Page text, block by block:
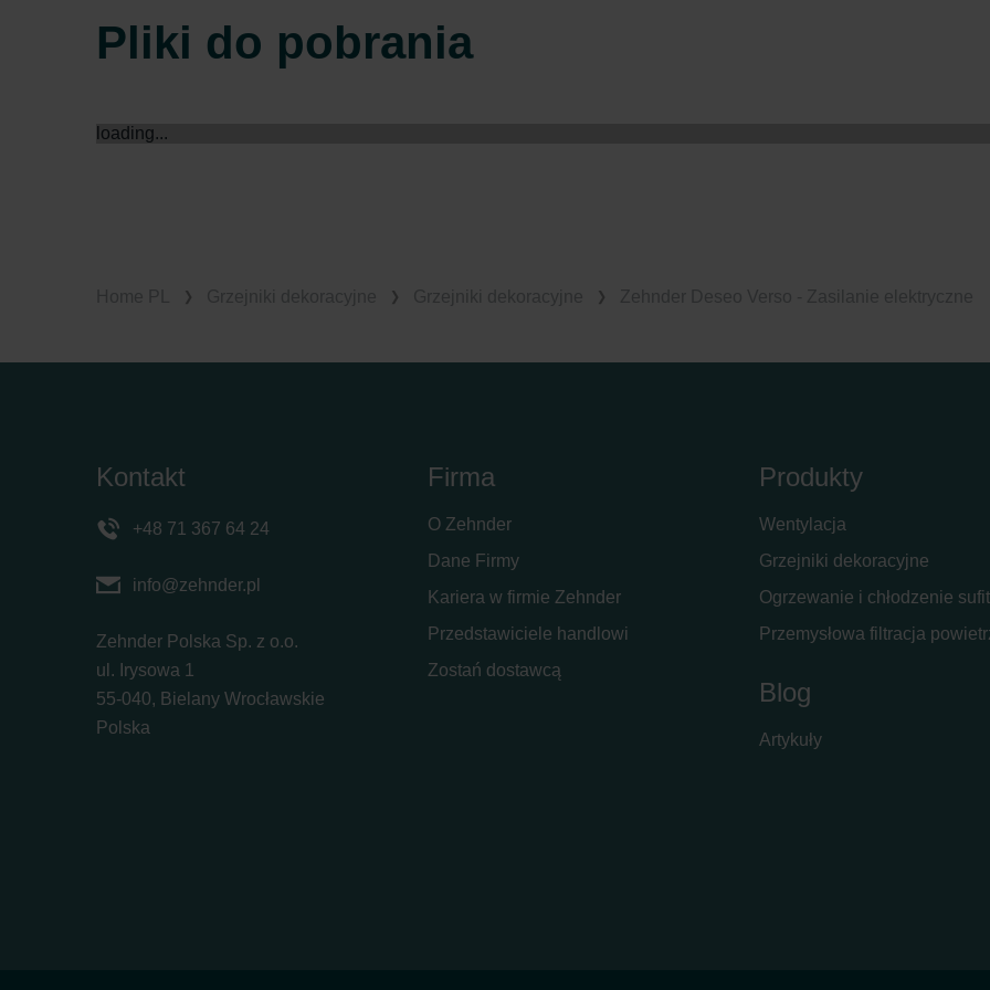
Pliki do pobrania
loading...
Kontakt
+48 71 367 64 24
info@zehnder.pl
Zehnder Polska Sp. z o.o.
ul. Irysowa 1
55-040, Bielany Wrocławskie
Polska
Firma
O Zehnder
Dane Firmy
Kariera w firmie Zehnder
Przedstawiciele handlowi
Zostań dostawcą
Produkty
Wentylacja
Grzejniki dekoracyjne
Ogrzewanie i chłodzenie
Przemysłowa filtracja
Blog
Artykuły